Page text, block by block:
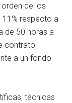
de los
11% respecto a
de 50 horas a
contrato
a un fondo
técnicas